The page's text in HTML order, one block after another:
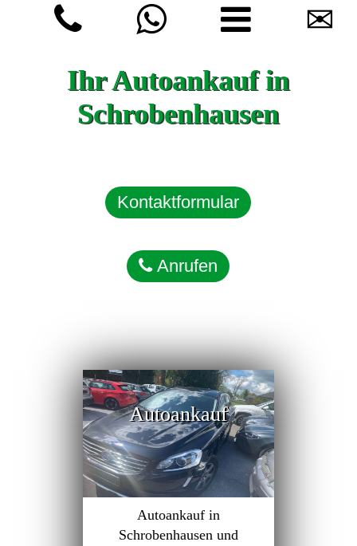
✉
Ihr Autoankauf in
Schrobenhausen
Kontaktformular
Anrufen
Autoankauf
Autoankauf in
Schrobenhausen und